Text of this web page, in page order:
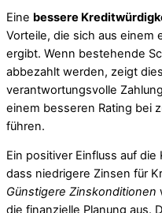
Eine bessere
Vorteile, die sich aus einem
ergibt. Wenn bestehende
abbezahlt werden, zeigt
verantwortungsvolle
einem besseren Rating bei
führen.
Ein positiver Einfluss auf
dass niedrigere Zinsen für
Günstigere Zinskonditionen